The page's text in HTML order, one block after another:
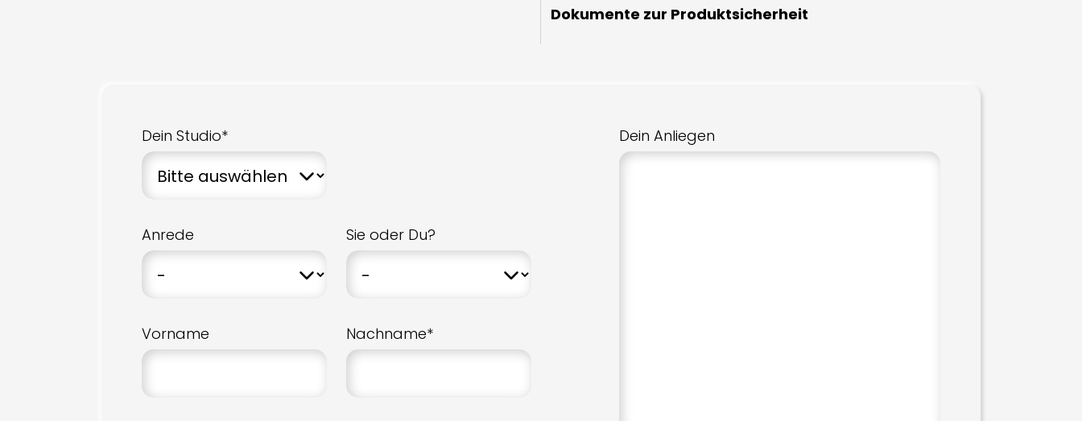
Dokumente zur Produktsicherheit
Dein Studio*
Anrede Sie oder Du?
Vorname Nachname*
Dein Anliegen